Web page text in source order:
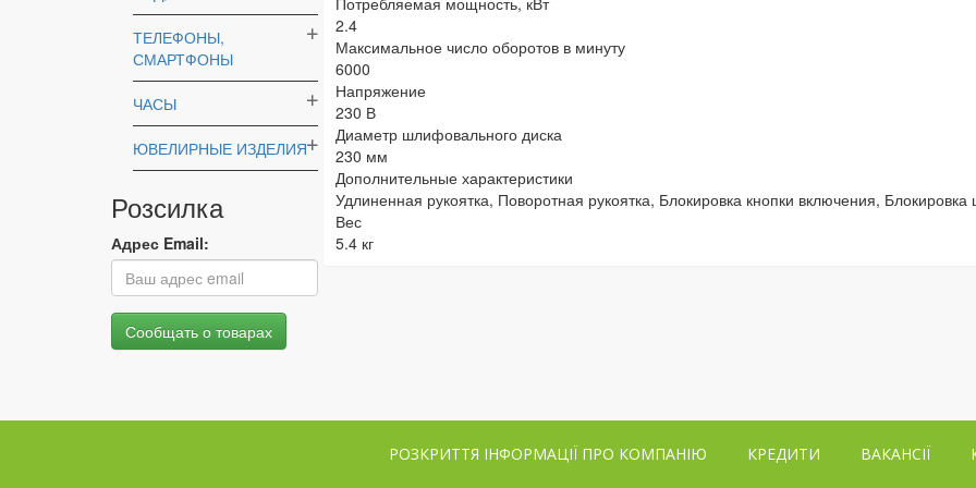
ТЕЛЕФОНЫ,
СМАРТФОНЫ
ЧАСЫ
ЮВЕЛИРНЫЕ ИЗДЕЛИЯ
Розсилка
Адрес Email:
2.4
Максимальное число оборотов в минуту
6000
Напряжение
230 В
Диаметр шлифовального диска
230 мм
Дополнительные характеристики
Удлиненная рукоятка, Поворотная рукоятка, Блокировка кнопки включения,
Вес
5.4 кг
РОЗКРИТТЯ ІНФОРМАЦІЇ ПРО КОМПАНІЮ КРЕДИТИ ВАКАНСІЇ